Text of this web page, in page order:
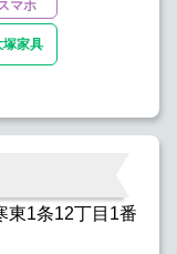
スマホ
塚家具
東1条12丁目1番